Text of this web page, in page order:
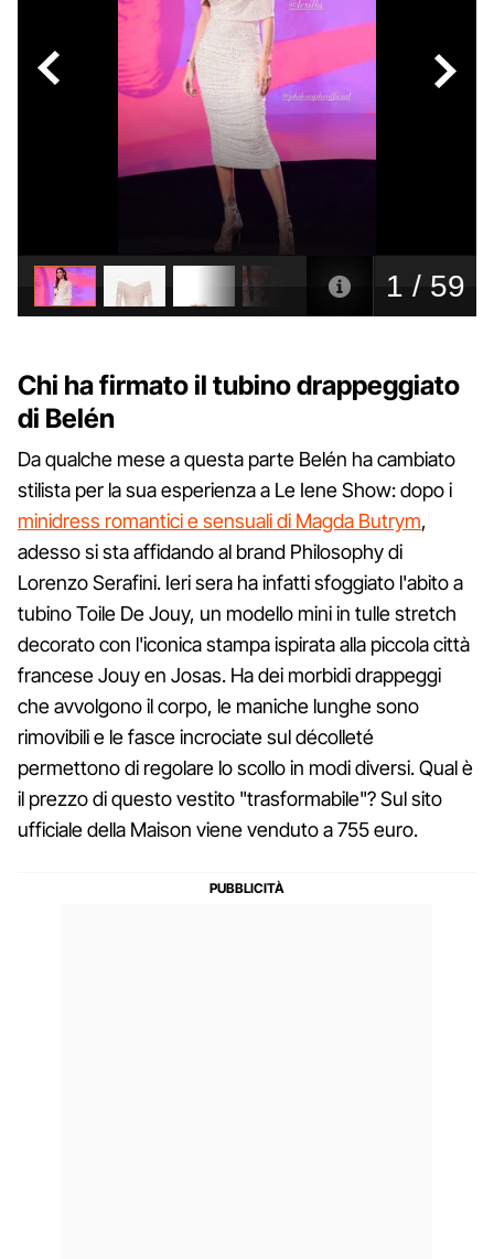
Chi ha firmato il tubino drappeggiato
di Belén
Da qualche mese a questa parte Belén ha cambiato
stilista per la sua esperienza a Le Iene Show: dopo i
minidress romantici e sensuali di Magda Butrym,
adesso si sta affidando al brand Philosophy di
Lorenzo Serafini. Ieri sera ha infatti sfoggiato l'abito a
tubino Toile De Jouy, un modello mini in tulle stretch
decorato con l'iconica stampa ispirata alla piccola città
francese Jouy en Josas. Ha dei morbidi drappeggi
che avvolgono il corpo, le maniche lunghe sono
rimovibili e le fasce incrociate sul décolleté
permettono di regolare lo scollo in modi diversi. Qual è
il prezzo di questo vestito "trasformabile"? Sul sito
ufficiale della Maison viene venduto a 755 euro.